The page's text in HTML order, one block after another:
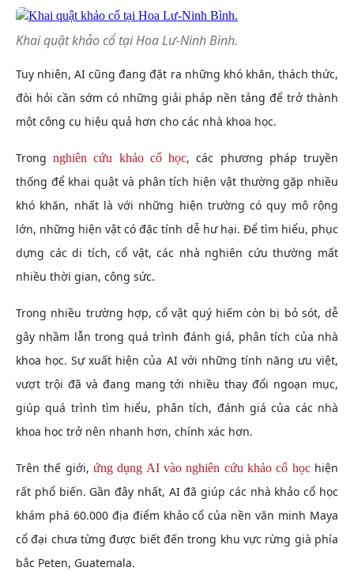
Khai quật khảo cổ tại Hoa Lư-Ninh Bình.
Tuy nhiên, AI cũng đang đặt ra những khó khăn, thách thức,
đòi hỏi cần sớm có những giải pháp nền tảng để trở thành
một công cụ hiệu quả hơn cho các nhà khoa học.
Trongnghiên cứu khảo cổ học, các phương pháp truyền
thống để khai quật và phân tích hiện vật thường gặp nhiều
khó khăn, nhất là với những hiện trường có quy mô rộng
lớn, những hiện vật có đặc tính dễ hư hại. Để tìm hiểu, phục
dựng các di tích, cổ vật, các nhà nghiên cứu thường mất
nhiều thời gian, công sức.
Trong nhiều trường hợp, cổ vật quý hiếm còn bị bỏ sót, dễ
gây nhầm lẫn trong quá trình đánh giá, phân tích của nhà
khoa học. Sự xuất hiện của AI với những tính năng ưu việt,
vượt trội đã và đang mang tới nhiều thay đổi ngoạn mục,
giúp quá trình tìm hiểu, phân tích, đánh giá của các nhà
khoa học trở nên nhanh hơn, chính xác hơn.
Trên thế giới, ứng dụng AI vào nghiên cứu khảo cổ họchiện
rất phổ biến. Gần đây nhất, AI đã giúp các nhà khảo cổ học
khám phá 60.000 địa điểm khảo cổ của nền văn minh Maya
cổ đại chưa từng được biết đến trong khu vực rừng già phía
bắc Peten, Guatemala.